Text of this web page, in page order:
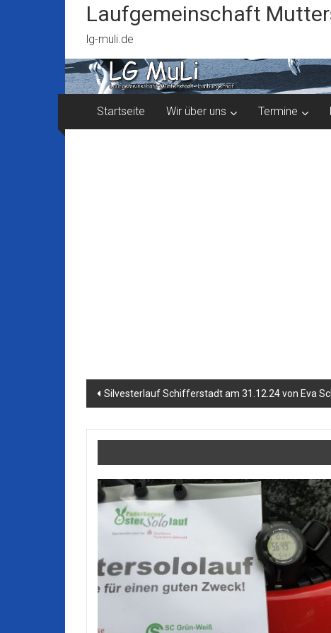
Inhalt
springen
Laufgemeinschaft
lg-muli.de
Startseite Wir über uns Termine
Beitragsnavigation
Silvesterlauf Schifferstadt am 31.12.24 von Eva